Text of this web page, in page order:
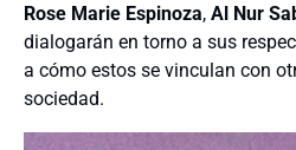
Rose Marie Espinoza, Al Nur
dialogarán en torno a sus
a cómo estos se vinculan con
sociedad.